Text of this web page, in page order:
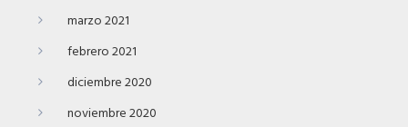
marzo 2021
febrero 2021
diciembre 2020
noviembre 2020